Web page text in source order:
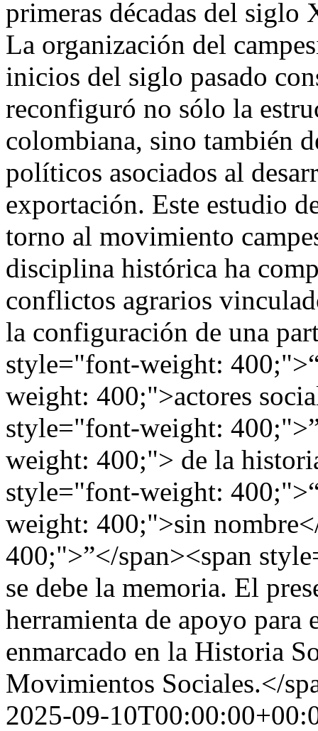
primeras décadas del
La organización del
inicios del siglo pasado
reconfiguró no sólo la
colombiana, sino también
políticos asociados al
exportación. Este estudio
torno al movimiento
disciplina histórica ha
conflictos agrarios
la configuración de una
style="font-weight:
weight: 400;">actores
style="font-weight:
weight: 400;"> de la
style="font-weight:
weight: 400;">sin
400;">”</span><span
se debe la memoria. El
herramienta de apoyo
enmarcado en la Historia
Movimientos Sociales.</
2025-09-